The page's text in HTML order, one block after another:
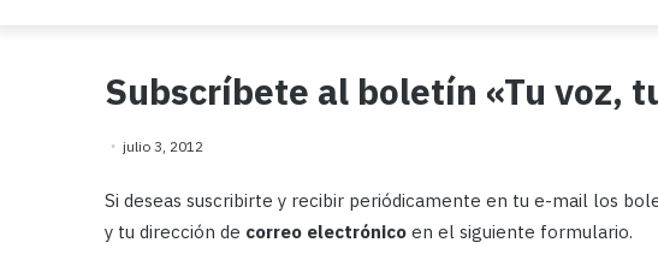
Subscríbete al boletín «Tu voz,
julio 3, 2012
Si deseas suscribirte y recibir periódicamente en tu e-mail los
y tu dirección de correo electrónico en el siguiente formulario.